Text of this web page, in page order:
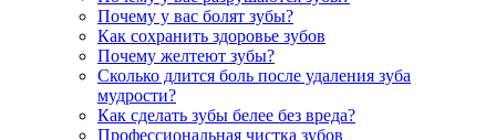
Почему у вас болят зубы?
Как сохранить здоровье зубов
Почему желтеют зубы?
Сколько длится боль после удаления зуба
мудрости?
Как сделать зубы белее без вреда?
Профессиональная чистка зубов